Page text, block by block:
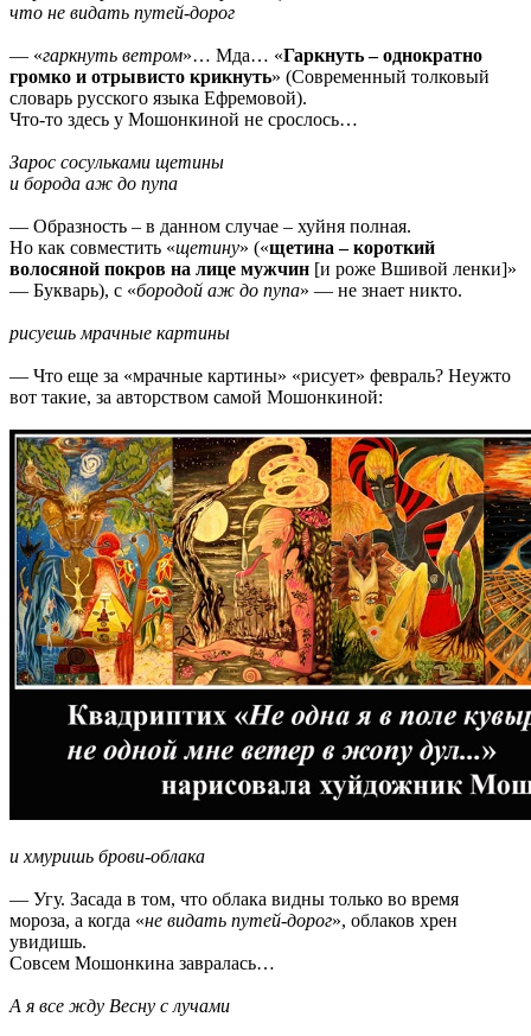
что не видать путей-дорог
— «гаркнуть ветром»… Мда… «Гаркнуть – однократно
громко и отрывисто крикнуть» (Современный толковый
словарь русского языка Ефремовой).
Что-то здесь у Мошонкиной не срослось…
Зарос сосульками щетины
и борода аж до пупа
— Образность – в данном случае – хуйня полная.
Но как совместить «щетину» («щетина – короткий
волосяной покров на лице мужчин [и роже Вшивой ленки]»
— Букварь), с «бородой аж до пупа» — не знает никто.
рисуешь мрачные картины
— Что еще за «мрачные картины» «рисует» февраль? Неужто
вот такие, за авторством самой Мошонкиной:
и хмуришь брови-облака
— Угу. Засада в том, что облака видны только во время
мороза, а когда «не видать путей-дорог», облаков хрен
увидишь.
Совсем Мошонкина завралась…
А я все жду Весну с лучами